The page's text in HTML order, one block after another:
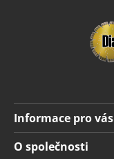
Informace pro vás
Doprava a platba
O společnosti